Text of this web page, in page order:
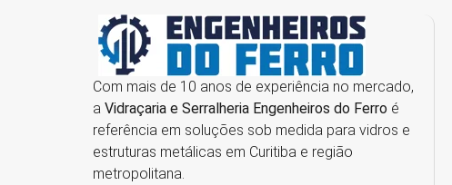
Com mais de 10 anos de experiência no mercado,
a Vidraçaria e Serralheria Engenheiros do Ferro é
referência em soluções sob medida para vidros e
estruturas metálicas em Curitiba e região
metropolitana.